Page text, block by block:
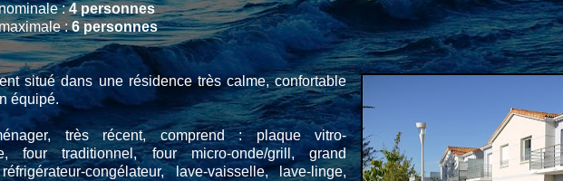
:4 personnes
:6 personnes
situé dans une résidence très calme, confortable
équipé.
très récent, comprend : plaque vitro-
four traditionnel, four micro-onde/grill, grand
congélateur, lave-vaisselle, lave-linge,